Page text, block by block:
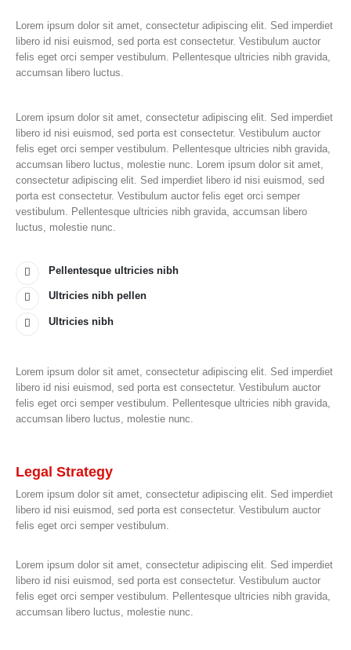
Lorem ipsum dolor sit amet, consectetur adipiscing elit. Sed imperdiet
libero id nisi euismod, sed porta est consectetur. Vestibulum auctor
felis eget orci semper vestibulum. Pellentesque ultricies nibh gravida,
accumsan libero luctus.
Lorem ipsum dolor sit amet, consectetur adipiscing elit. Sed imperdiet
libero id nisi euismod, sed porta est consectetur. Vestibulum auctor
felis eget orci semper vestibulum. Pellentesque ultricies nibh gravida,
accumsan libero luctus, molestie nunc. Lorem ipsum dolor sit amet,
consectetur adipiscing elit. Sed imperdiet libero id nisi euismod, sed
porta est consectetur. Vestibulum auctor felis eget orci semper
vestibulum. Pellentesque ultricies nibh gravida, accumsan libero
luctus, molestie nunc.
Pellentesque ultricies nibh
Ultricies nibh pellen
Ultricies nibh
Lorem ipsum dolor sit amet, consectetur adipiscing elit. Sed imperdiet
libero id nisi euismod, sed porta est consectetur. Vestibulum auctor
felis eget orci semper vestibulum. Pellentesque ultricies nibh gravida,
accumsan libero luctus, molestie nunc.
Legal Strategy
Lorem ipsum dolor sit amet, consectetur adipiscing elit. Sed imperdiet
libero id nisi euismod, sed porta est consectetur. Vestibulum auctor
felis eget orci semper vestibulum.
Lorem ipsum dolor sit amet, consectetur adipiscing elit. Sed imperdiet
libero id nisi euismod, sed porta est consectetur. Vestibulum auctor
felis eget orci semper vestibulum. Pellentesque ultricies nibh gravida,
accumsan libero luctus, molestie nunc.